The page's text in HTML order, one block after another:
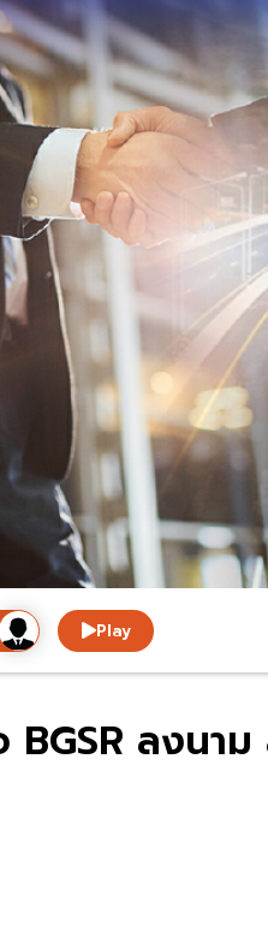
Play
ลงนา